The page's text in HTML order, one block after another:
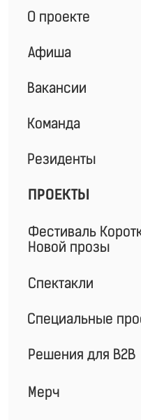
ИП Приц А.П.
ОГРНИП 319774600498570